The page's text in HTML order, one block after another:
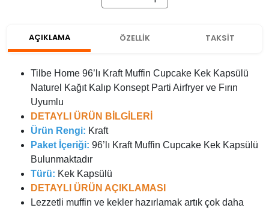
AÇIKLAMA ÖZELLİK TAKSİT
Tilbe Home 96’lı Kraft Muffin Cupcake Kek Kapsülü
Naturel Kağıt Kalıp Konsept Parti Airfryer ve Fırın
Uyumlu
DETAYLI ÜRÜN BİLGİLERİ
Ürün Rengi: Kraft
Paket İçeriği: 96’lı Kraft Muffin Cupcake Kek Kapsülü
Bulunmaktadır
Türü: Kek Kapsülü
DETAYLI ÜRÜN AÇIKLAMASI
Lezzetli muffin ve kekler hazırlamak artık çok daha